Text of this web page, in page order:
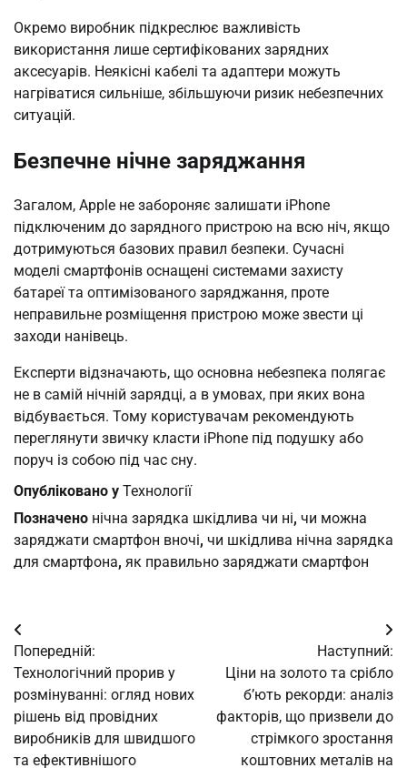
Окремо виробник підкреслює важливість
використання лише сертифікованих зарядних
аксесуарів. Неякісні кабелі та адаптери можуть
нагріватися сильніше, збільшуючи ризик небезпечних
ситуацій.
Безпечне нічне заряджання
Загалом, Apple не забороняє залишати iPhone
підключеним до зарядного пристрою на всю ніч, якщо
дотримуються базових правил безпеки. Сучасні
моделі смартфонів оснащені системами захисту
батареї та оптимізованого заряджання, проте
неправильне розміщення пристрою може звести ці
заходи нанівець.
Експерти відзначають, що основна небезпека полягає
не в самій нічній зарядці, а в умовах, при яких вона
відбувається. Тому користувачам рекомендують
переглянути звичку класти iPhone під подушку або
поруч із собою під час сну.
Опубліковано у Технології
Позначено нічна зарядка шкідлива чи ні, чи можна
заряджати смартфон вночі, чи шкідлива нічна зарядка
для смартфона, як правильно заряджати смартфон
Навігація
записів
Попередній:
Технологічний прорив у
розмінуванні: огляд нових
рішень від провідних
виробників для швидшого
та ефективнішого
Наступний:
Ціни на золото та срібло
б’ють рекорди: аналіз
факторів, що призвели до
стрімкого зростання
коштовних металів на